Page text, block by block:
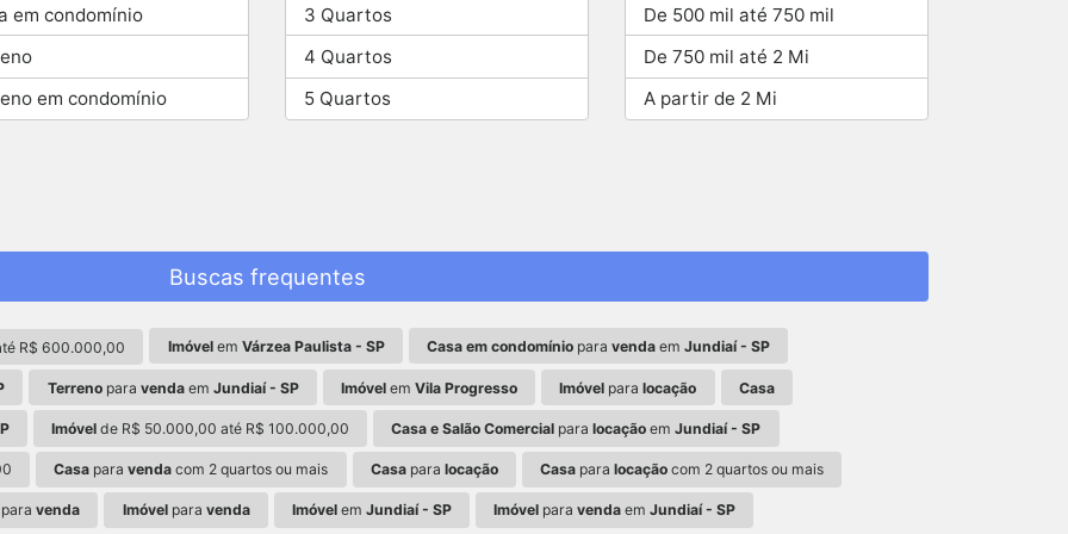
em condomínio
em condomínio
3 Quartos
4 Quartos
5 Quartos
De 500 mil até 750 mil
De 750 mil até 2 Mi
A partir de 2 Mi
Buscas frequentes
R$ 600.000,00 Imóvelem Várzea Paulista - SP Casa em condomíniopara vendaem Jundiaí - SP
Terrenopara vendaem Jundiaí - SP Imóvel em Vila Progresso Imóvel paralocação Casa
Imóvel de R$ 50.000,00 até R$ 100.000,00 Casa e Salão Comercial paralocação emJundiaí - SP
Casa paravenda com 2 quartos ou mais Casapara locação Casa paralocação com 2 quartos ou mais
paravenda Imóvelpara venda Imóvelem Jundiaí - SP Imóvel paravenda emJundiaí - SP